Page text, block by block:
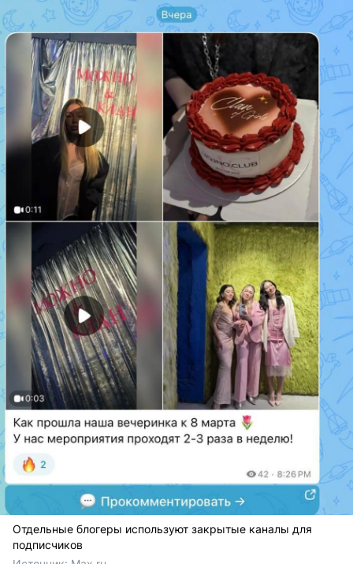
Отдельные блогеры используют закрытые каналы для
подписчиков